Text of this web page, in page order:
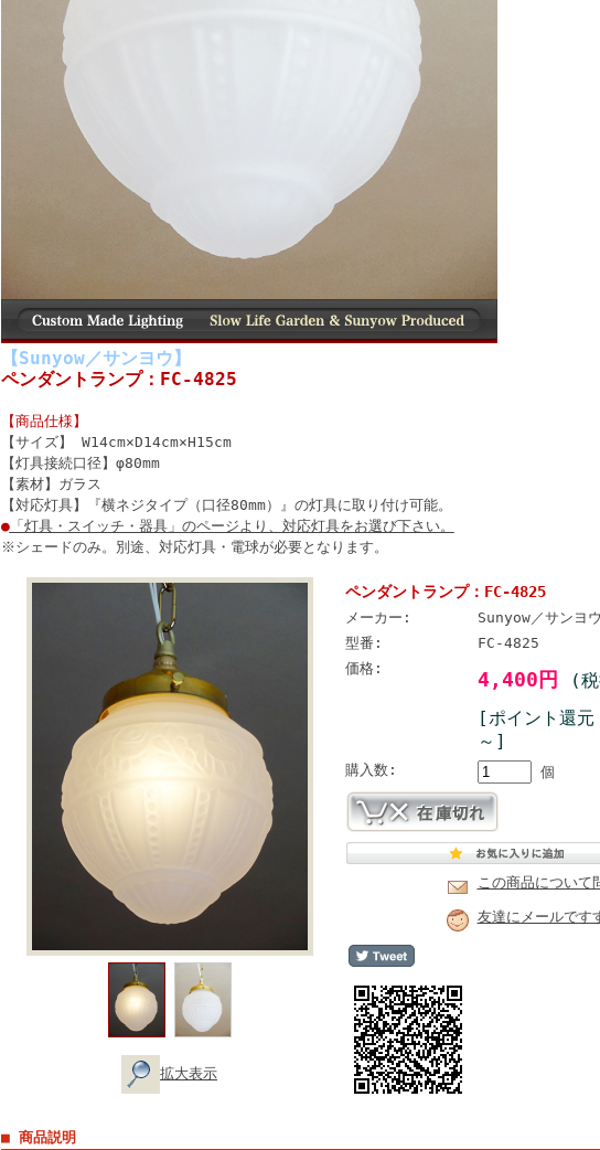
【Sunyow／サンヨウ】
ペンダントランプ：FC-4825
【商品仕様】
【サイズ】 W14cm×D14cm×H15cm
【灯具接続口径】φ80mm
【素材】ガラス
【対応灯具】『横ネジタイプ（口径80mm）』の灯具に取り付け可能。
●「灯具・スイッチ・器具」のページより、対応灯具をお選び下さい。
※シェードのみ。別途、対応灯具・電球が必要となります。
拡大表示
ペンダントランプ：FC-4825
メーカー:
Sunyow／サンヨウ
型番:
FC-4825
価格:
4,400円
(
[ポイント還
～]
購入数: 個
この商品について
友達にメールです
■ 商品説明